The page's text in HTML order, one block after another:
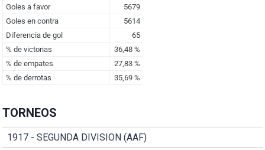
TORNEOS
1917 - SEGUNDA DIVISION (AAF)